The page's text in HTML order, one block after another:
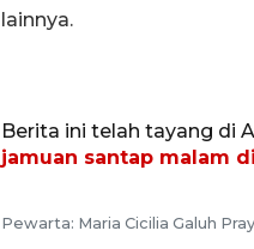
lainnya.
Berita ini telah tayang di
jamuan santap malam
Pewarta: Maria Cicilia Galuh